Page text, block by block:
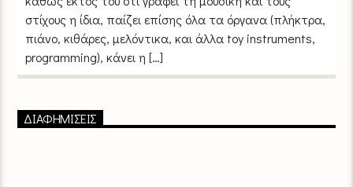
στίχους η ίδια, παίζει επίσης όλα τα όργανα (πλήκτρα,
πιάνο, κιθάρες, μελόντικα, και άλλα toy instruments,
programming), κάνει η […]
ΔΙΑΦΗΜΙΣΕΙΣ